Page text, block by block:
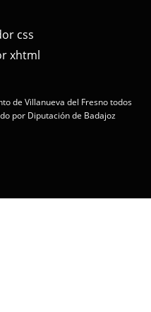
de Villanueva del Fresno todos
por Diputación de Badajoz